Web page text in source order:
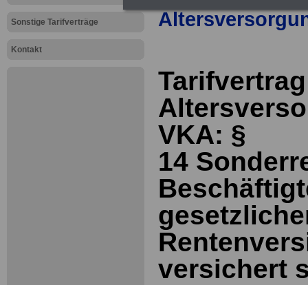
Sonstige Tarifverträge
Kontakt
Tarifvertrag
VKA: §
14
versichert